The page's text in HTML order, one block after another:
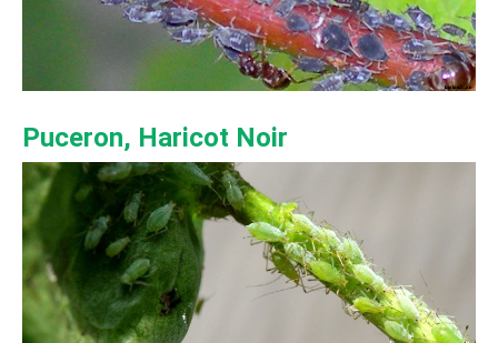
Puceron, Haricot Noir